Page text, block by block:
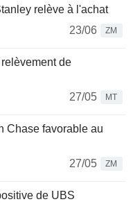
relève à l'achat
23/06
ZM
de
27/05
MT
Chase favorable au
27/05
ZM
de UBS